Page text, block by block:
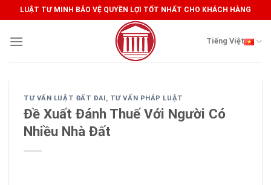
to
content
LUẬT TƯ MINH BẢO VỆ QUYỀN LỢI TỐT NHẤT CHO KHÁCH HÀNG
Tiếng Việt
TƯ VẤN LUẬT ĐẤT ĐAI, TƯ VẤN PHÁP LUẬT
Đề Xuất Đánh Thuế Với Người Có
Nhiều Nhà Đất